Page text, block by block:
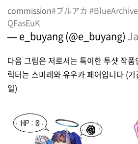
commission#ブルアカ #BlueArchive
QFasEuK
— e_buyang (@e_buyang)
다음 그림은 저로서는 특이한 투샷 작품
릭터는 스미레와 유우카 페어입니다 (
일)